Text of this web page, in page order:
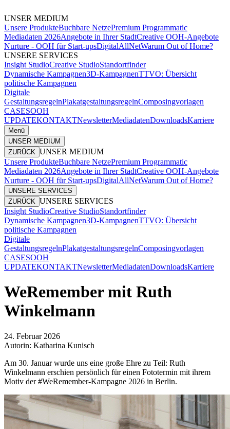
UNSER MEDIUM
Unsere ProdukteBuchbare NetzePremium Programmatic
Mediadaten 2026Angebote in Ihrer StadtCreative OOH-Angebote
Nurture - OOH für Start-upsDigitalAllNetWarum Out of Home?
UNSERE SERVICES
Insight StudioCreative StudioStandortfinder
Dynamische Kampagnen3D-KampagnenTTVO: Übersicht
politische Kampagnen
Digitale
GestaltungsregelnPlakatgestaltungsregelnComposingvorlagen
CASESOOH
UPDATEKONTAKTNewsletterMediadatenDownloadsKarriere
Menü
UNSER MEDIUM
ZURÜCK UNSER MEDIUM
Unsere ProdukteBuchbare NetzePremium Programmatic
Mediadaten 2026Angebote in Ihrer StadtCreative OOH-Angebote
Nurture - OOH für Start-upsDigitalAllNetWarum Out of Home?
UNSERE SERVICES
ZURÜCK UNSERE SERVICES
Insight StudioCreative StudioStandortfinder
Dynamische Kampagnen3D-KampagnenTTVO: Übersicht
politische Kampagnen
Digitale
GestaltungsregelnPlakatgestaltungsregelnComposingvorlagen
CASESOOH
UPDATEKONTAKTNewsletterMediadatenDownloadsKarriere
WeRemember mit Ruth
Winkelmann
24. Februar 2026
Autorin: Katharina Kunisch
Am 30. Januar wurde uns eine große Ehre zu Teil: Ruth
Winkelmann erschien persönlich für einen Fototermin mit ihrem
Motiv der #WeRemember-Kampagne 2026 in Berlin.